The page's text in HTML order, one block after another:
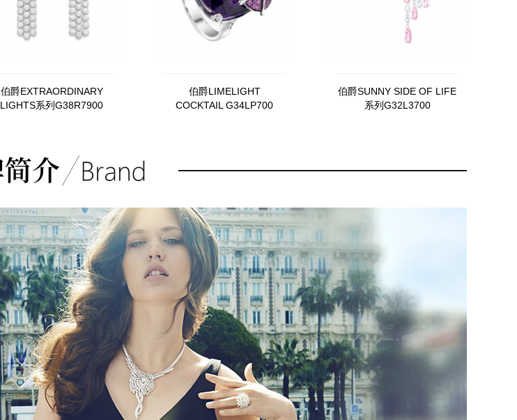
伯爵EXTRAORDINARY
LIGHTS系列G38R7900
伯爵LIMELIGHT
COCKTAIL G34LP700
伯爵SUNNY SIDE OF LIFE
系列G32L3700